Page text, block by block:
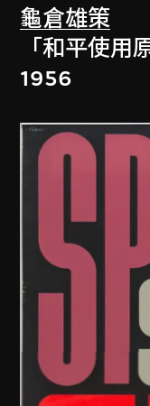
龜倉雄策
「和平使用
1956